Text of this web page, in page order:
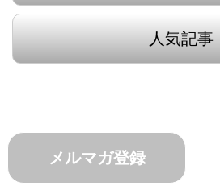
人気記事
メルマガ登録